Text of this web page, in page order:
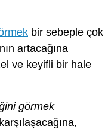
bir sebeple çok
artacağına
ve keyifli bir hale
görmek